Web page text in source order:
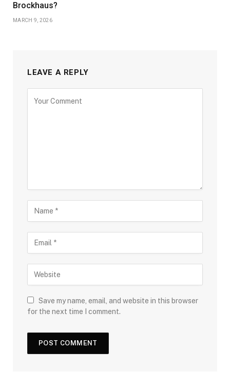
Brockhaus?
MARCH 9, 2026
LEAVE A REPLY
Save my name, email, and website in this browser
for the next time I comment.